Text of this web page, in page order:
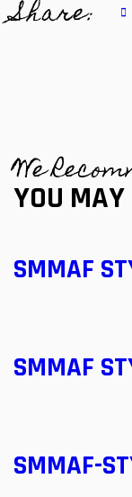
Share:
We
YOU
SMMAF
SMMAF
SMMAF-